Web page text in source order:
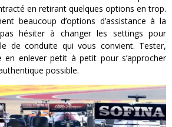
en retirant quelques options en trop.
beaucoup d’options d’assistance à la
hésiter à changer les settings pour
de conduite qui vous convient. Tester,
en enlever petit à petit pour s’approcher
possible.